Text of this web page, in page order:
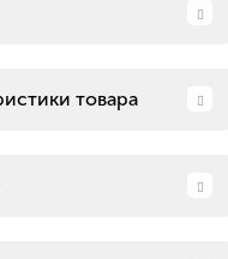
товара